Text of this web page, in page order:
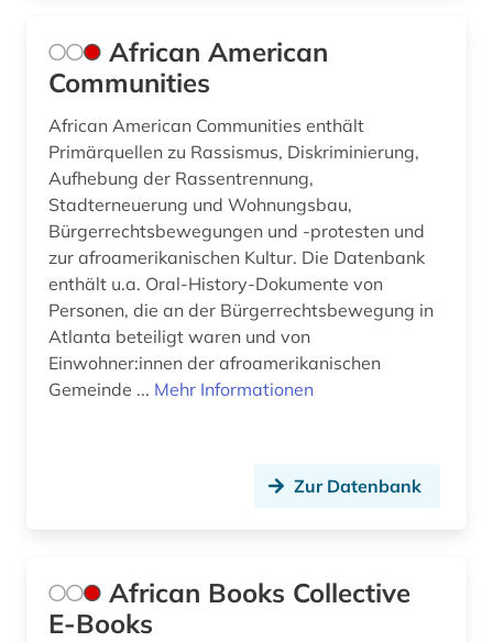
ethnische gruppe (1)
ethnische identität (1)
ethnizität (1)
ethnologe (1)
ethnologie (6)
etudes africaines (2)
eu (1)
european university institute (1)
African American
Communities
African American Communities enthält
Primärquellen zu Rassismus, Diskriminierung,
Aufhebung der Rassentrennung,
Stadterneuerung und Wohnungsbau,
Bürgerrechtsbewegungen und -protesten und
zur afroamerikanischen Kultur. Die Datenbank
enthält u.a. Oral-History-Dokumente von
Personen, die an der Bürgerrechtsbewegung in
Atlanta beteiligt waren und von
Einwohner:innen der afroamerikanischen
Gemeinde ... Mehr Informationen
Zur Datenbank
African Books Collective
E-Books